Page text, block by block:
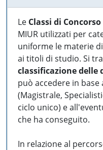
Le Classi di Concorso
MIUR utilizzati per
uniforme le materie
ai titoli di studio. Si
classificazione delle
può accedere in
(Magistrale,
ciclo unico) e
che ha conseguito.
In relazione al